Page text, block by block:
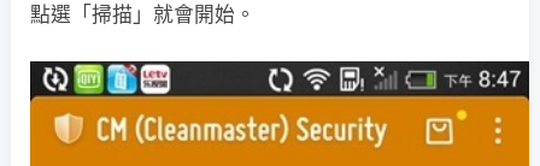
點選「掃描」就會開始。